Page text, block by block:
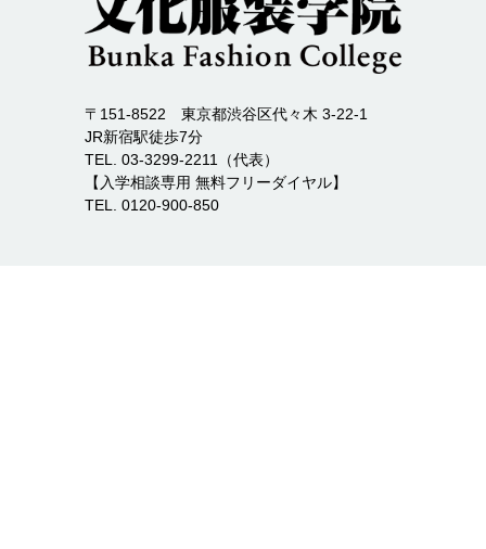
〒151-8522 東京都渋谷区代々木 3-22-1
JR新宿駅徒歩7分
TEL. 03-3299-2211（代表）
【入学相談専用 無料フリーダイヤル】
TEL. 0120-900-850